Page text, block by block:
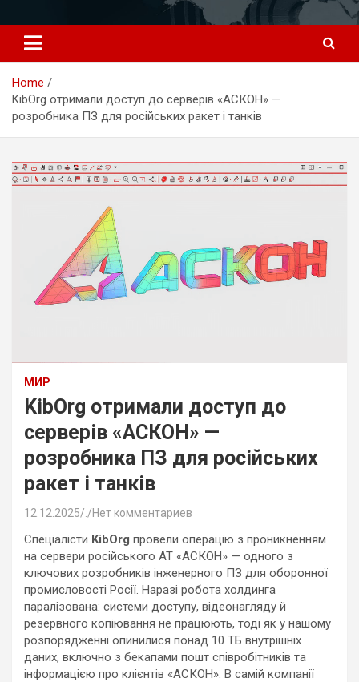
к
содержимому
Home
KibOrg отримали доступ до серверів «АСКОН» —
розробника ПЗ для російських ракет і танків
МИР
KibOrg отримали доступ до
серверів «АСКОН» —
розробника ПЗ для російських
ракет і танків
12.12.2025 Нет комментариев
Спеціалісти KibOrg провели операцію з проникненням
на сервери російського АТ «АСКОН» — одного з
ключових розробників інженерного ПЗ для оборонної
промисловості Росії. Наразі робота холдинга
паралізована: системи доступу, відеонагляду й
резервного копіювання не працюють, тоді як у нашому
розпорядженні опинилися понад 10 ТБ внутрішніх
даних, включно з бекапами пошт співробітників та
інформацією про клієнтів «АСКОН». В самій компанії